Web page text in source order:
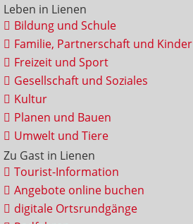
Leben in Lienen
Bildung und Schule
Familie, Partnerschaft und Kinder
Freizeit und Sport
Gesellschaft und Soziales
Kultur
Planen und Bauen
Umwelt und Tiere
Zu Gast in Lienen
Tourist-Information
Angebote online buchen
digitale Ortsrundgänge